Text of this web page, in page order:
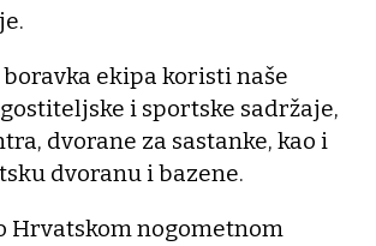
ekipa koristi naše
i sportske sadržaje,
dvorane za sastanke, kao i
dvoranu i bazene.
Hrvatskom nogometnom